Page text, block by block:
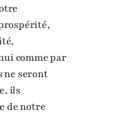
comme par
ne seront
ils
de notre